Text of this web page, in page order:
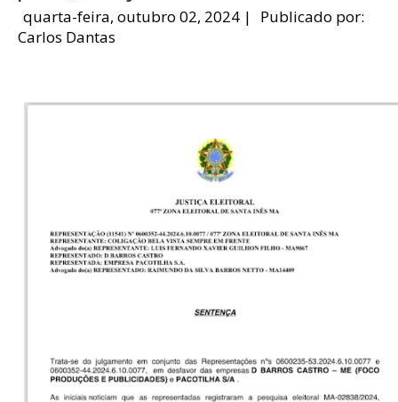
quarta-feira, outubro 02, 2024 |
Publicado por:
Carlos Dantas